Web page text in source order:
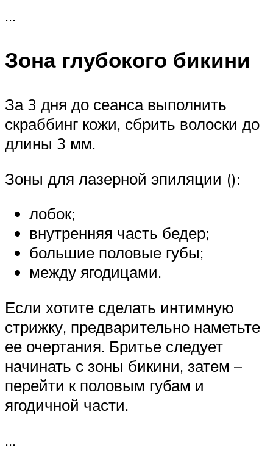
…
Зона глубокого бикини
За 3 дня до сеанса выполнить
скраббинг кожи, сбрить волоски до
длины 3 мм.
Зоны для лазерной эпиляции ():
лобок;
внутренняя часть бедер;
большие половые губы;
между ягодицами.
Если хотите сделать интимную
стрижку, предварительно наметьте
ее очертания. Бритье следует
начинать с зоны бикини, затем –
перейти к половым губам и
ягодичной части.
…